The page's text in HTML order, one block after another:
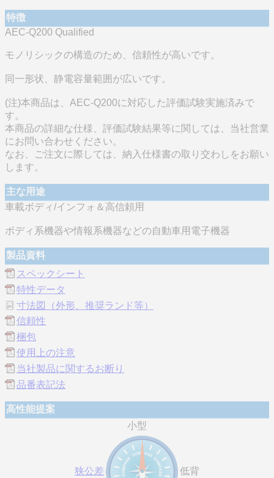
特徴
AEC-Q200 Qualified
モノリシックの構造のため、信頼性が高いです。
同一形状、静電容量範囲が広いです。
(注)本商品は、AEC-Q200に対応した評価試験実施済みで
す。
本商品の詳細な仕様、評価試験結果等に関しては、当社営業
にお問い合わせください。
なお、ご注文に際しては、納入仕様書の取り交わしをお願い
します。
主な用途
車載ボディ/インフォ＆高信頼用
ボディ系機器や情報系機器などの自動車用電子機器
製品資料
スペックシート
特性データ
寸法図（外形、推奨ランド等）
信頼性
梱包
使用上の注意
当社製品に関するお断り
品番表記法
高性能提案
小型
狭公差 低背